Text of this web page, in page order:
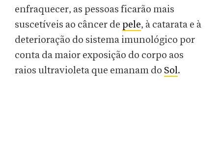
enfraquecer, as pessoas ficarão mais
suscetíveis ao câncer de pele, à catarata e à
deterioração do sistema imunológico por
conta da maior exposição do corpo aos
raios ultravioleta que emanam do Sol.